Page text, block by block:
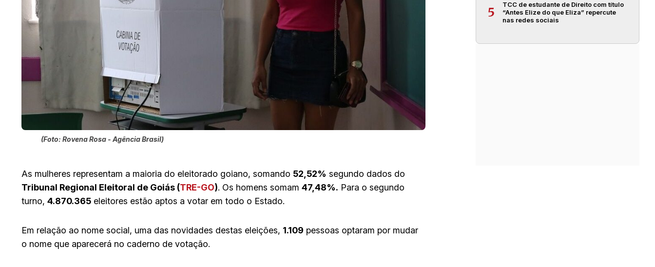
(Foto: Rovena Rosa - Agência Brasil)
As mulheres representam a maioria do eleitorado goiano, somando 52,52% segundo dados do
Tribunal Regional Eleitoral de Goiás (TRE-GO). Os homens somam 47,48%. Para o segundo
turno, 4.870.365 eleitores estão aptos a votar em todo o Estado.
Em relação ao nome social, uma das novidades destas eleições, 1.109 pessoas optaram por mudar
o nome que aparecerá no caderno de votação.
5
TCC de estudante de Direito com título
“Antes Elize do que Eliza” repercute
nas redes sociais